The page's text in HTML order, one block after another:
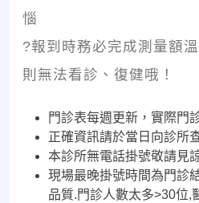
惱
?報到時務必完成測量額
則無法看診、復健哦！
門診表每週更新，實際門
正確資訊請於當日向診所
本診所無電話掛號敬請見
現場最晚掛號時間為門診
品質.門診人數太多>30位,